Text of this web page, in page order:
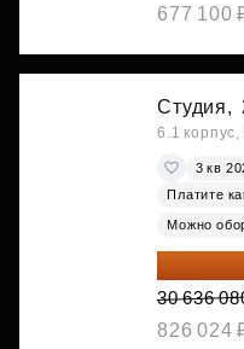
677 100
Студия,
6.1
3 кв
Платите
Можно
24 202
30 636
826 024